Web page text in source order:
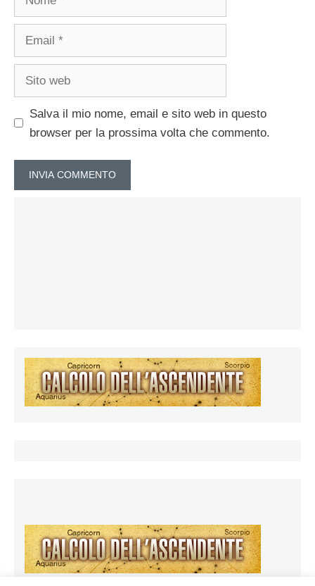
Email
Sito
Salva il mio nome, email e sito web in questo
browser per la prossima volta che commento.